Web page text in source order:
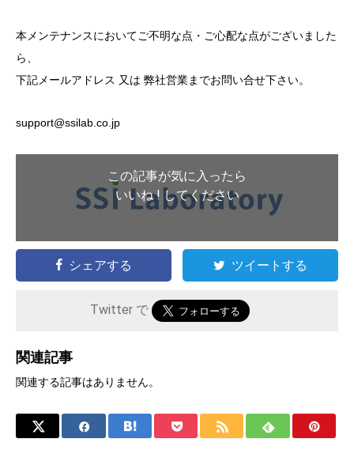
本メンテナンスにおいてご不明な点・ご心配な点がございました
ら、
下記メールアドレス 又は 弊社営業までお問い合せ下さい。
support@ssilab.co.jp
この記事が気に入ったら
いいね ! してください
シェアする ツイートする
Twitter で
関連記事
関連する記事はありません。